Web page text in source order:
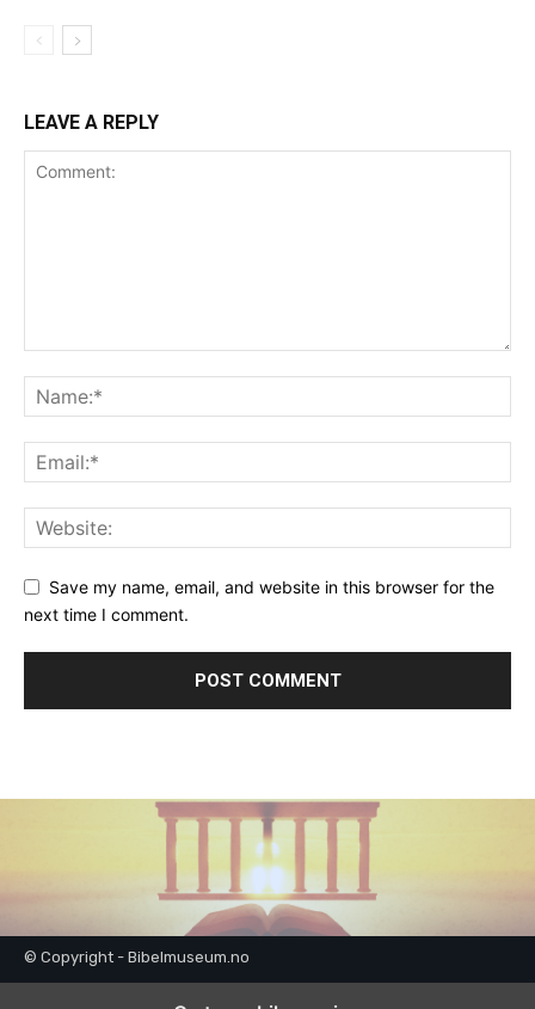
LEAVE A REPLY
Save my name, email, and website in this browser for the
next time I comment.
© Copyright - Bibelmuseum.no